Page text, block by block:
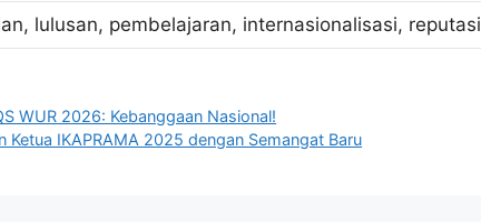
lulusan, pembelajaran, internasionalisasi, reputasi
WUR 2026: Kebanggaan Nasional!
Ketua IKAPRAMA 2025 dengan Semangat Baru